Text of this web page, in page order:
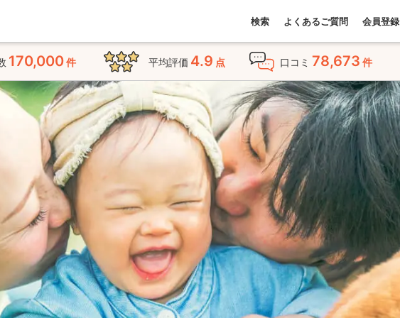
検索 よくあるご質問 会員登録
170,000件 平均評価 4.9 点 口コミ 78,673 件